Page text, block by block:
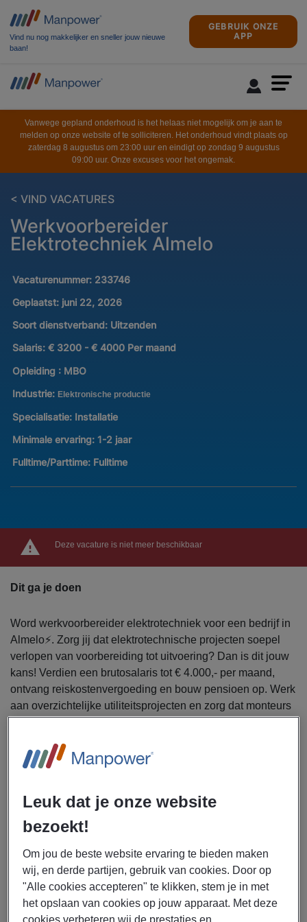
Vind nu nog makkelijker en sneller jouw nieuwe
baan!
GEBRUIK ONZE
APP
Vanwege gepland onderhoud is het helaas niet mogelijk om je aan te
melden op onze website of te solliciteren. Het onderhoud vindt plaats op
zaterdag 8 augustus om 23:00 uur en eindigt op zondag 9 augustus
09:00 uur. Onze excuses voor het ongemak.
< VIND VACATURES
Werkvoorbereider
Elektrotechniek Almelo
Vacaturenummer: 233746
Geplaatst: juni 22, 2026
Soort dienstverband: Uitzenden
Salaris: € 3200 - € 4000 Per maand
Opleiding : MBO
Industrie: Elektronische productie
Specialisatie: Installatie
Minimale ervaring: 1-2 jaar
Fulltime/Parttime: Fulltime
Deze vacature is niet meer beschikbaar
Dit ga je doen
Word werkvoorbereider elektrotechniek voor een bedrijf in
Almelo⚡. Zorg jij dat elektrotechnische projecten soepel
verlopen van voorbereiding tot uitvoering? Dan is dit jouw
kans! Verdien een brutosalaris tot € 4.000,- per maand,
ontvang reiskostenvergoeding en bouw pensioen op. Werk
aan overzichtelijke utiliteitsprojecten en zorg dat monteurs
Uitzendbureau Manpower zoekt een werkvoorbereider
Als werkvoorbereider elektrotechniek ga jij je bezighouden
Voorbereiden en uitwerken van kleine
utiliteitsprojecten
Opstellen van materiaallijsten en werkplanningen
Bestellen en controleren van elektrotechnische
Leuk dat je onze website
bezoekt!
Om jou de beste website ervaring te bieden maken
wij, en derde partijen, gebruik van cookies. Door op
"Alle cookies accepteren" te klikken, stem je in met
het opslaan van cookies op jouw apparaat. Met deze
cookies verbeteren wij de prestaties en